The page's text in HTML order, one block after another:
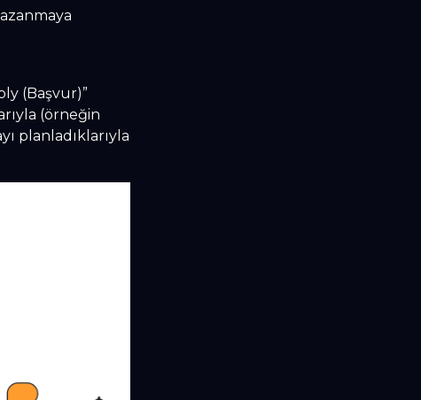
(Başvur)”
(örneğin
planladıklarıyla